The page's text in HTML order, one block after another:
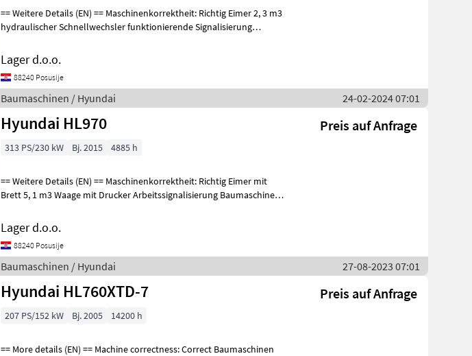
== Weitere Details (EN) == Maschinenkorrektheit: Richtig Eimer 2, 3 m3
hydraulischer Schnellwechsler funktionierende Signalisierung
Lager d.o.o.
88240 Posusije
Baumaschinen / Hyundai 24-02-2024 07:01
Hyundai HL970 Preis auf Anfrage
313 PS/230 kW Bj. 2015 4885 h
== Weitere Details (EN) == Maschinenkorrektheit: Richtig Eimer mit
Brett 5, 1 m3 Waage mit Drucker Arbeitssignalisierung Baumaschinen
Lager d.o.o.
88240 Posusije
Baumaschinen / Hyundai 27-08-2023 07:01
Hyundai HL760XTD-7 Preis auf Anfrage
207 PS/152 kW Bj. 2005 14200 h
== More details (EN) == Machine correctness: Correct Baumaschinen